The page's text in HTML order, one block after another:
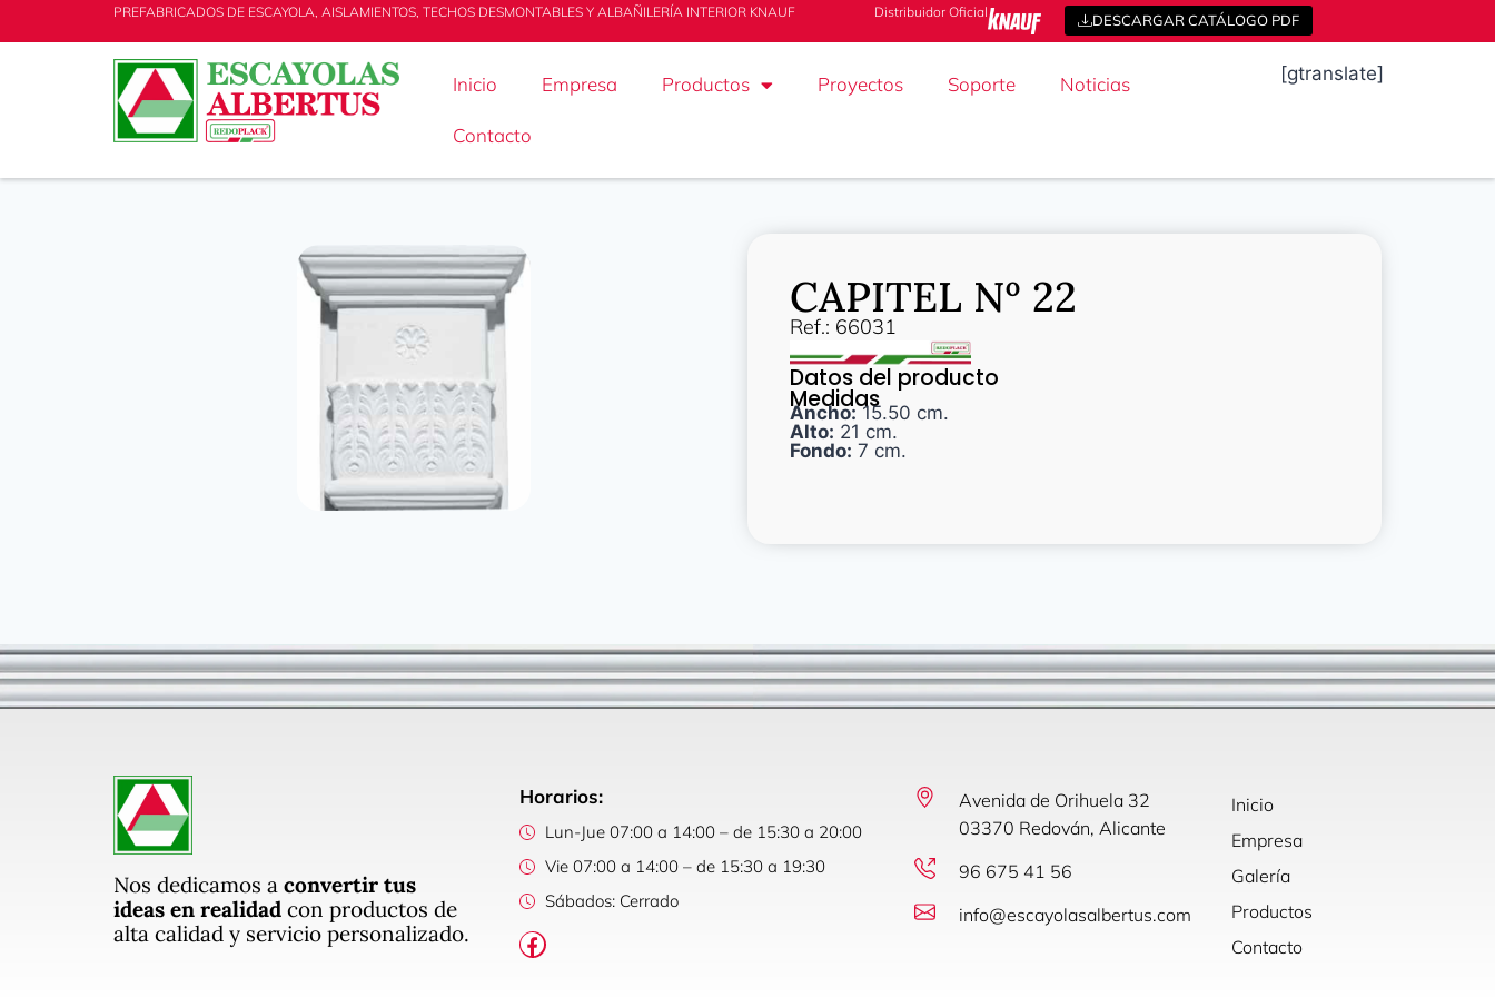
PREFABRICADOS DE ESCAYOLA, AISLAMIENTOS, TECHOS DESMONTABLES Y ALBAÑILERÍA INTERIOR KNAUF Distribuidor Oficial DESCARGAR CATÁLOGO PDF
Inicio Empresa Productos Proyectos Soporte Noticias
Contacto
[gtranslate]
CAPITEL Nº 22
Ref.: 66031
Datos del producto
Medidas
Ancho:15.50 cm.
Alto: 21 cm.
Fondo: 7 cm.
Nos dedicamos a convertir tus
ideas en realidad con productos de
alta calidad y servicio personalizado.
Horarios:
Lun-Jue 07:00 a 14:00 – de 15:30 a 20:00
Vie 07:00 a 14:00 – de 15:30 a 19:30
Sábados: Cerrado
Avenida de Orihuela 32
03370 Redován, Alicante
96 675 41 56
info@escayolasalbertus.com
Inicio
Empresa
Galería
Productos
Contacto